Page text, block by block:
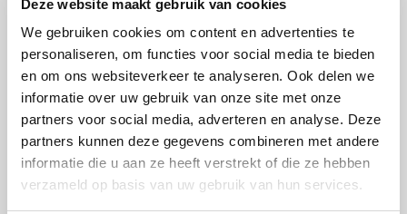
Deze website maakt gebruik van cookies
We gebruiken cookies om content en advertenties te
personaliseren, om functies voor social media te bieden
en om ons websiteverkeer te analyseren. Ook delen we
informatie over uw gebruik van onze site met onze
partners voor social media, adverteren en analyse. Deze
partners kunnen deze gegevens combineren met andere
informatie die u aan ze heeft verstrekt of die ze hebben
verzameld op basis van uw gebruik van hun services.
Vidaxl Lampenlicht.be Plopsa Adidas
All Accor